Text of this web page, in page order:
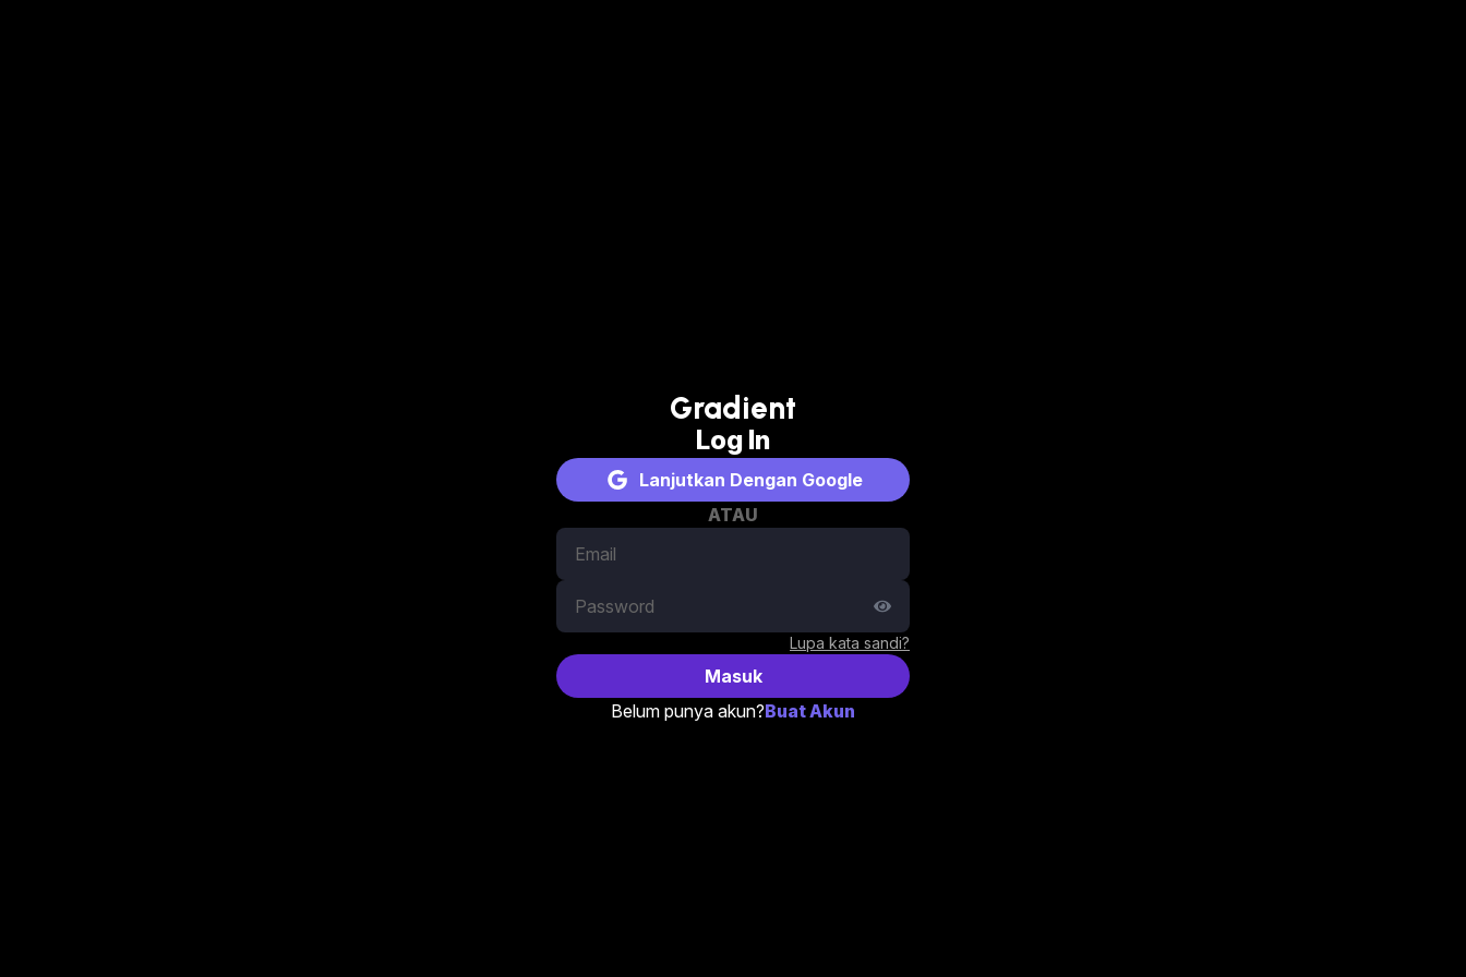
Gradient
Log In
Lanjutkan Dengan Google
ATAU
Lupa kata sandi?
Masuk
Belum punya akun?Buat Akun